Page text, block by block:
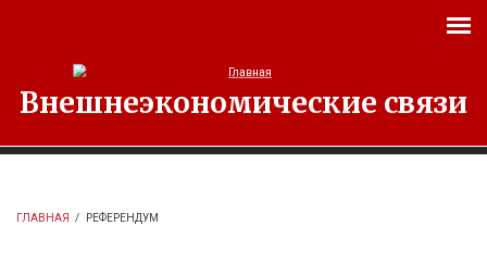
Внешнеэкономические связи
ГЛАВНАЯ / РЕФЕРЕНДУМ